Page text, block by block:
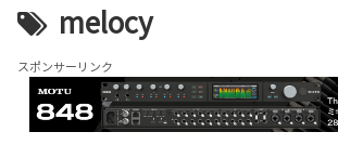
melocy
スポンサーリンク